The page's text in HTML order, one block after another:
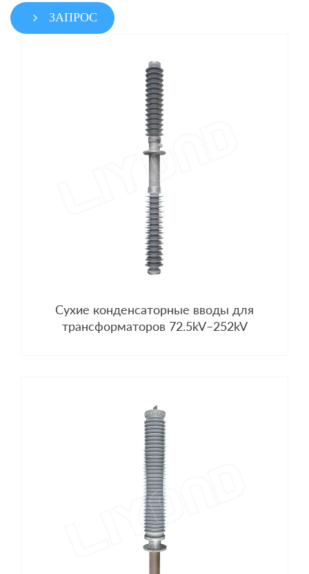
ЗАПРОС
Сухие конденсаторные вводы для
трансформаторов 72.5kV–252kV